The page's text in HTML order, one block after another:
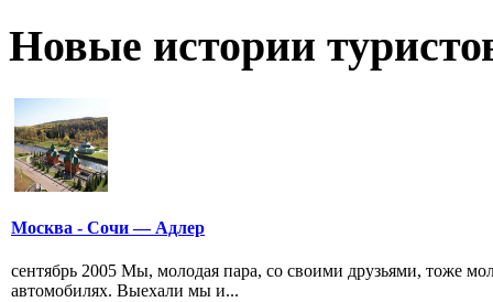
Новые истории
Москва - Сочи — Адлер
сентябрь 2005 Мы, молодая пара, со своими друзьями, тоже
автомобилях. Выехали мы и...